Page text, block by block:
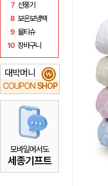
7 선풍기
8 보온보냉백
9 물티슈
10 장바구니
대박머니
COUPON SHOP
₩
모바일에서도
세종기프트